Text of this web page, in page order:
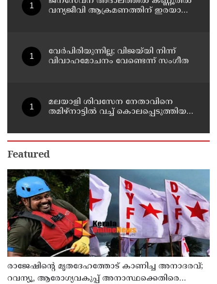
വന്യജീവി ആക്രമണത്തിന് ഇരയായ
വേർപിരിയുന്നില്ല; വിജയ്‍യി നിന്ന്
വിവാഹമോചനം വേണ്ടെന്ന് സംഗീത
മലയാളി ശിവസേന നേതാവിനെ
തമിഴ്നാട്ടിൽ വച്ച് കൊലപ്പെടുത്തിയ
Featured
രാജേഷിന്റെ മൃതദേഹത്തോട് കാണിച്ച അനാദരവ്;
റവന്യൂ, ആരോഗ്യവകുപ്പ് അനാസ്ഥക്കെതിരെ